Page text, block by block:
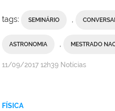
tags: SEMINÁRIO ,
ASTRONOMIA , MESTRADO
por
publicado
11/09/2017 12h39 Notícias
FÍSICA